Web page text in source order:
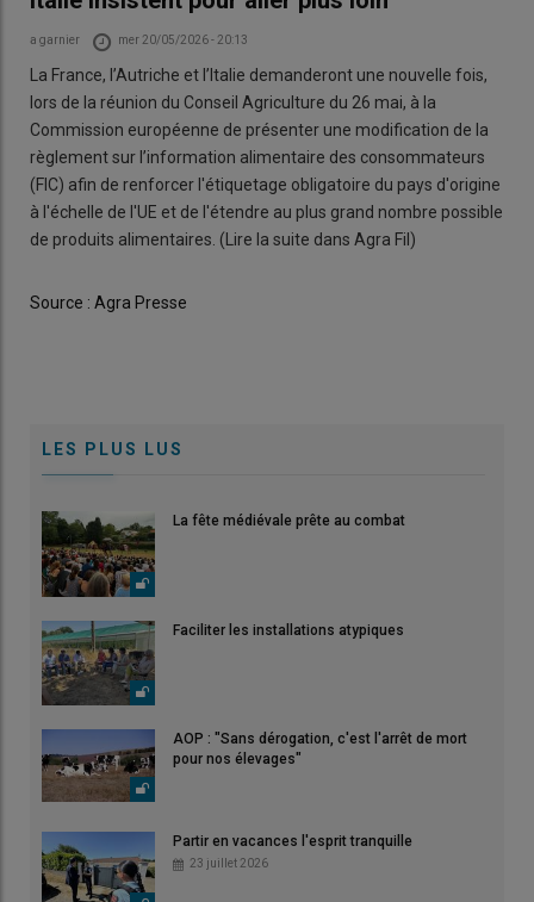
Auteur
a garnier mer 20/05/2026 - 20:13
Body
La France, l’Autriche et l’Italie demanderont une nouvelle fois,
lors de la réunion du Conseil Agriculture du 26 mai, à la
Commission européenne de présenter une modification de la
règlement sur l’information alimentaire des consommateurs
(FIC) afin de renforcer l'étiquetage obligatoire du pays d'origine
à l'échelle de l'UE et de l'étendre au plus grand nombre possible
de produits alimentaires. (Lire la suite dans Agra Fil)
source_url
Source : Agra Presse
LES PLUS LUS
La fête médiévale prête au combat
Faciliter les installations atypiques
AOP : "Sans dérogation, c'est l'arrêt de mort
pour nos élevages"
Partir en vacances l'esprit tranquille
23 juillet 2026